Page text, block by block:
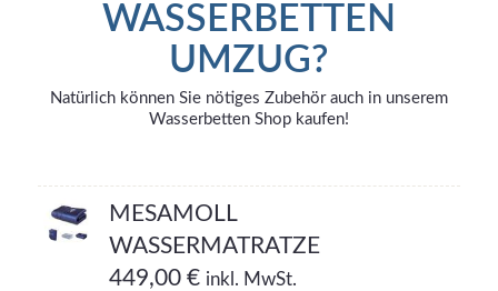
WASSERBETTEN
UMZUG?
Natürlich können Sie nötiges Zubehör auch in unserem
Wasserbetten Shop kaufen!
MESAMOLL
WASSERMATRATZE
449,00 € inkl. MwSt.